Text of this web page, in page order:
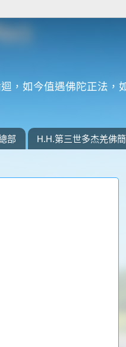
，如今值遇佛陀正法，
部 H.H.第三世多杰羌佛